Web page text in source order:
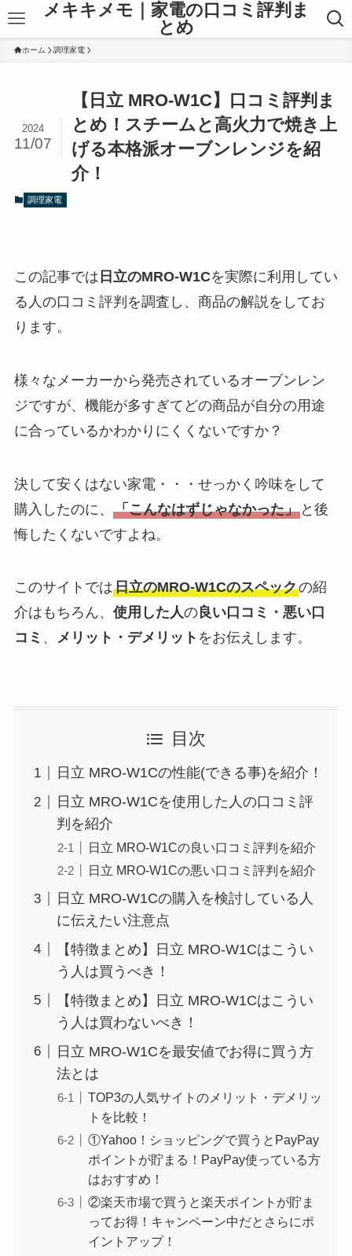
メキキメモ｜家電の口コミ評判ま
とめ
ホーム 調理家電
【日立 MRO-W1C】口コミ評判ま
とめ！スチームと高火力で焼き上
げる本格派オーブンレンジを紹
介！
2024
11/07
調理家電
この記事では 日立のMRO-W1Cを実際に利用してい
る人の口コミ評判を調査し、商品の解説をしてお
ります。
様々なメーカーから発売されているオーブンレン
ジですが、機能が多すぎてどの商品が自分の用途
に合っているかわかりにくくないですか？
決して安くはない家電・・・せっかく吟味をして
購入したのに、 「こんなはずじゃなかった」と後
悔したくないですよね。
このサイトでは日立のMRO-W1Cのスペックの紹
介はもちろん、 使用した人の良い口コミ・悪い口
コミ 、 メリット・デメリット をお伝えします。
目次
日立 MRO-W1Cの性能(できる事)を紹介！
日立 MRO-W1Cを使用した人の口コミ評
判を紹介
日立 MRO-W1Cの良い口コミ評判を紹介
日立 MRO-W1Cの悪い口コミ評判を紹介
日立 MRO-W1Cの購入を検討している人
に伝えたい注意点
【特徴まとめ】日立 MRO-W1Cはこうい
う人は買うべき！
【特徴まとめ】日立 MRO-W1Cはこうい
う人は買わないべき！
日立 MRO-W1Cを最安値でお得に買う方
法とは
TOP3の人気サイトのメリット・デメリッ
トを比較！
①Yahoo！ショッピングで買うとPayPay
ポイントが貯まる！PayPay使っている方
はおすすめ！
②楽天市場で買うと楽天ポイントが貯ま
ってお得！キャンペーン中だとさらにポ
イントアップ！